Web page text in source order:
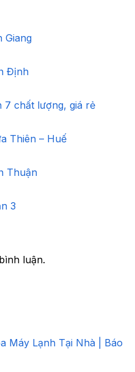
Giang
Định
7 chất lượng, giá rẻ
Thiên – Huế
Thuận
3
luận.
Máy Lạnh Tại Nhà | Báo